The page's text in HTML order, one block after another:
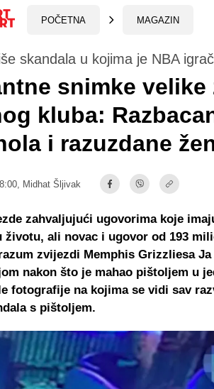
POČETNA MAGAZIN
skandala u kojima je NBA igrač
snimke velike
kluba:
i razuzdane
Midhat Šljivak
zahvaljujući ugovorima koje
životu, ali novac i ugovor od 193
zvijezdi Memphis Grizzliesa
nakon što je mahao pištoljem u
fotografije na kojima se vidi sav
s pištoljem.